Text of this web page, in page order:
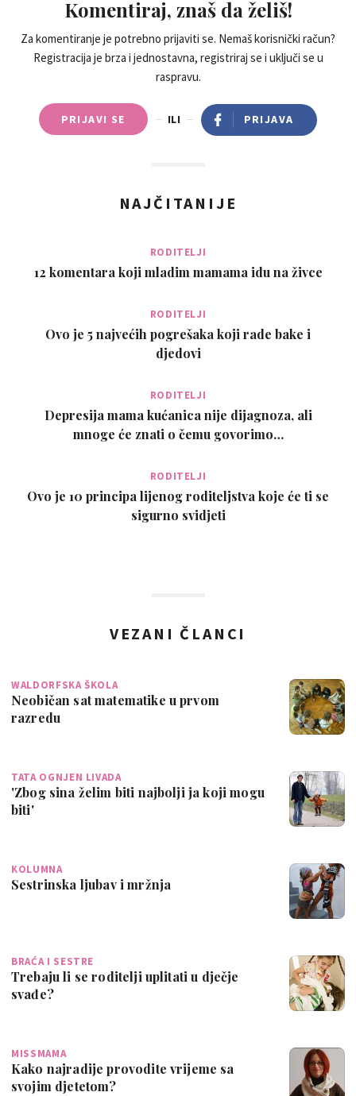
Komentiraj, znaš da želiš!
Za komentiranje je potrebno prijaviti se. Nemaš korisnički račun?
Registracija je brza i jednostavna, registriraj se i uključi se u
raspravu.
PRIJAVI SE ILI PRIJAVA
NAJČITANIJE
RODITELJI
12 komentara koji mladim mamama idu na živce
RODITELJI
Ovo je 5 najvećih pogrešaka koji rade bake i
djedovi
RODITELJI
Depresija mama kućanica nije dijagnoza, ali
mnoge će znati o čemu govorimo…
RODITELJI
Ovo je 10 principa lijenog roditeljstva koje će ti se
sigurno svidjeti
VEZANI ČLANCI
WALDORFSKA ŠKOLA
Neobičan sat matematike u prvom
razredu
TATA OGNJEN LIVADA
'Zbog sina želim biti najbolji ja koji mogu
biti'
KOLUMNA
Sestrinska ljubav i mržnja
BRAĆA I SESTRE
Trebaju li se roditelji uplitati u dječje
svađe?
MISSMAMA
Kako najradije provodite vrijeme sa
svojim djetetom?